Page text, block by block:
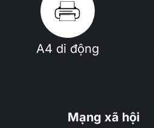
A4 di động
Mạng xã hội